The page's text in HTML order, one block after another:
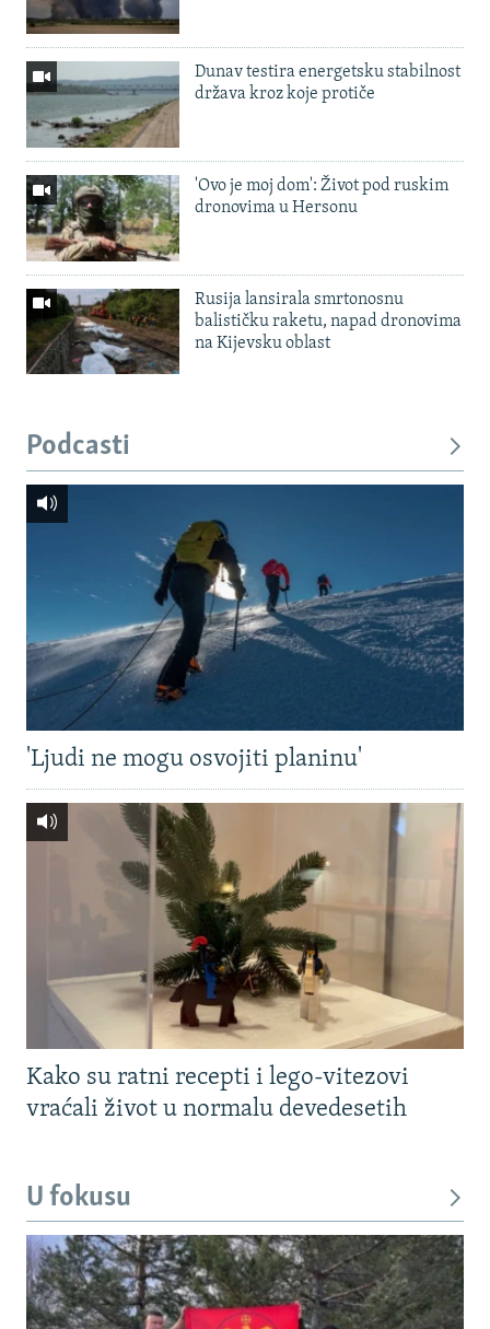
Dunav testira energetsku stabilnost
država kroz koje protiče
'Ovo je moj dom': Život pod ruskim
dronovima u Hersonu
Rusija lansirala smrtonosnu
balističku raketu, napad dronovima
na Kijevsku oblast
Podcasti
'Ljudi ne mogu osvojiti planinu'
Kako su ratni recepti i lego-vitezovi
vraćali život u normalu devedesetih
U fokusu